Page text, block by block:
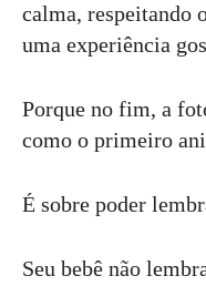
calma, respeitando
uma experiência
Porque no fim, a
como o primeiro
É sobre poder
Seu bebê não